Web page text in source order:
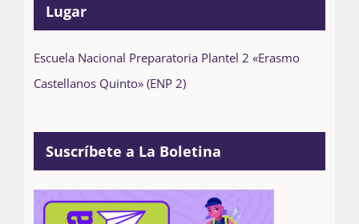
Lugar
Escuela Nacional Preparatoria Plantel 2 «Erasmo
Castellanos Quinto» (ENP 2)
Suscríbete a La Boletina